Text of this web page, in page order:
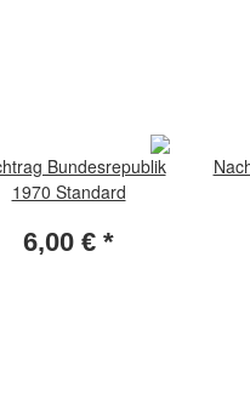
Bundesrepublik
1970 Standard
6,00 € *